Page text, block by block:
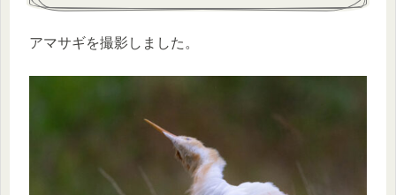
アマサギを撮影しました。